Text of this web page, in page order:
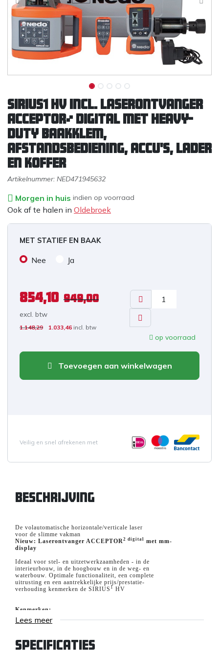
SIRIUS1 HV incl. laserontvanger
ACCEPTOR² digital met heavy-
duty baakklem,
afstandsbediening, accu's, lader
en koffer
Artikelnummer: NED471945632
Morgen in huis indien op voorraad
Ook af te halen in Oldebroek
MET STATIEF EN BAAK
Nee Ja
854,10 949,00
excl. btw
1.148,29 1.033,46 incl. btw
op voorraad
Toevoegen aan winkelwagen
Veilig en snel afrekenen met
Beschrijving
De volautomatische horizontale/verticale laser
voor de slimme vakman
Nieuw: Laserontvanger ACCEPTOR2 digital met mm-
display
Ideaal voor stel- en uitzetwerkzaamheden - in de
interieurbouw, in de hoogbouw en in de weg- en
waterbouw. Optimale functionaliteit, een complete
uitrusting en een aantrekkelijke prijs/prestatie-
verhouding kenmerken de SIRIUS 1 HV
Kenmerken:
interieurbouw en voor gebruik buiten
Alternatief ook leverbaar met laserklasse 2
Automatische hoogtebewaking stopt de laser bij
Lees meer
Specificaties